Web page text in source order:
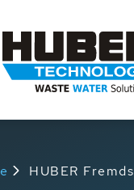
HUBER